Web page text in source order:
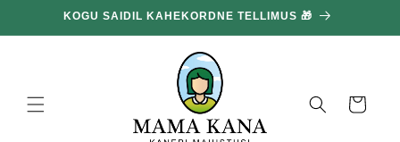
sisu
KOGU SAIDIL KAHEKORDNE TELLIMUS 🎁
Korv